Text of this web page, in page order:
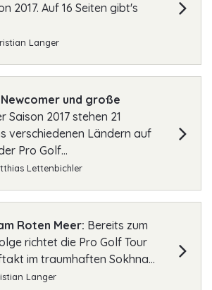
2017. Auf 16 Seiten gibt's
Langer
und große
Saison 2017 stehen 21
verschiedenen Ländern auf
Pro Golf...
Lettenbichler
Roten Meer: Bereits zum
richtet die Pro Golf Tour
im traumhaften Sokhna...
Langer